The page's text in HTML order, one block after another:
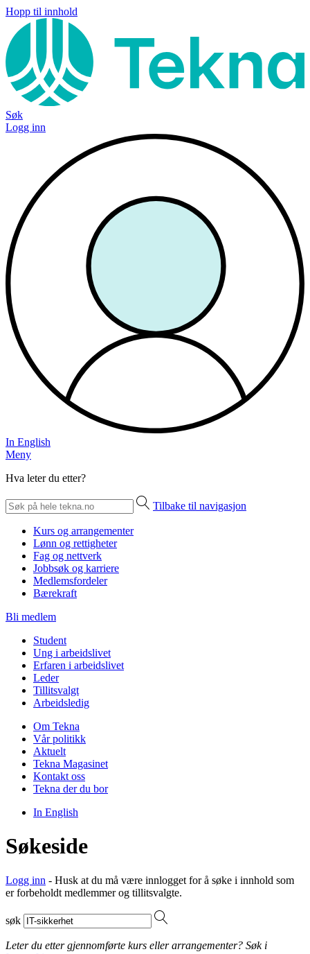
Hopp til innhold
Søk
Logg inn
In English
Meny
Hva leter du etter?
Tilbake til navigasjon
Kurs og arrangementer
Lønn og rettigheter
Fag og nettverk
Jobbsøk og karriere
Medlemsfordeler
Bærekraft
Bli medlem
Student
Ung i arbeidslivet
Erfaren i arbeidslivet
Leder
Tillitsvalgt
Arbeidsledig
Om Tekna
Vår politikk
Aktuelt
Tekna Magasinet
Kontakt oss
Tekna der du bor
In English
Søkeside
Logg inn - Husk at du må være innlogget for å søke i innhold som
er forbeholdt medlemmer og tillitsvalgte.
søk
Leter du etter gjennomførte kurs eller arrangementer? Søk i